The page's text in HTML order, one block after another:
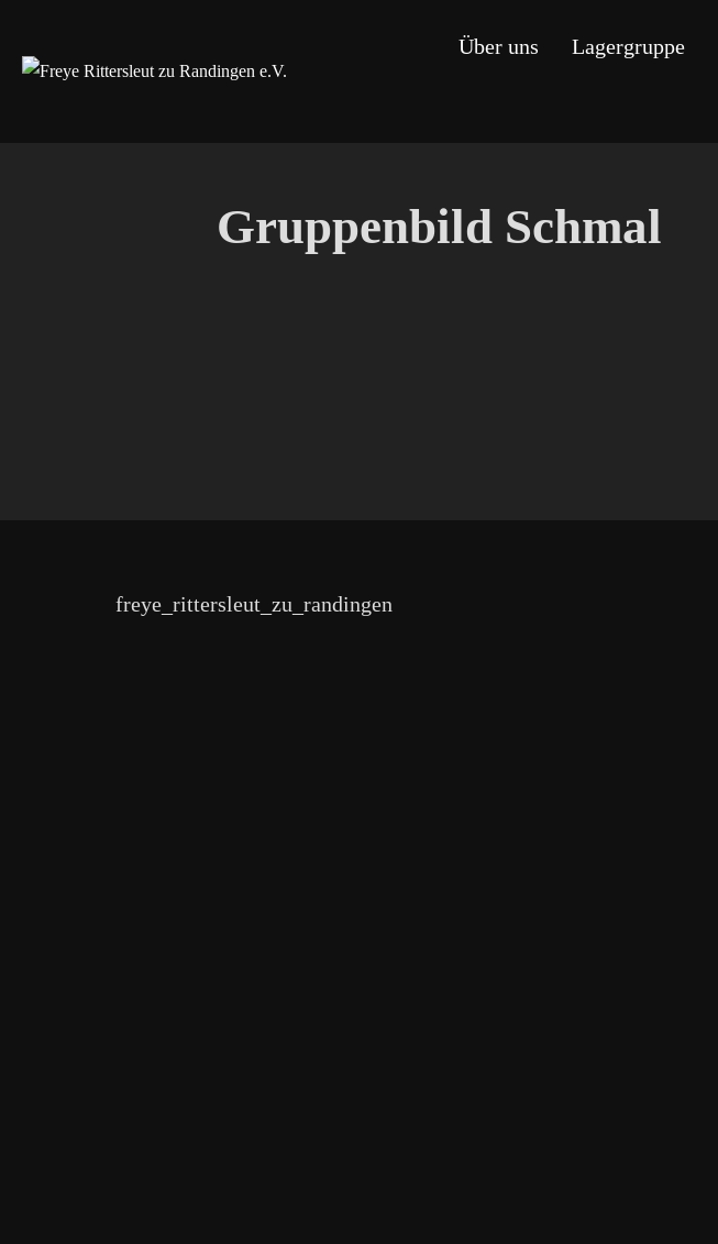
springen
Über uns Lagergruppe
Gruppenbild Schmal
freye_rittersleut_zu_randingen